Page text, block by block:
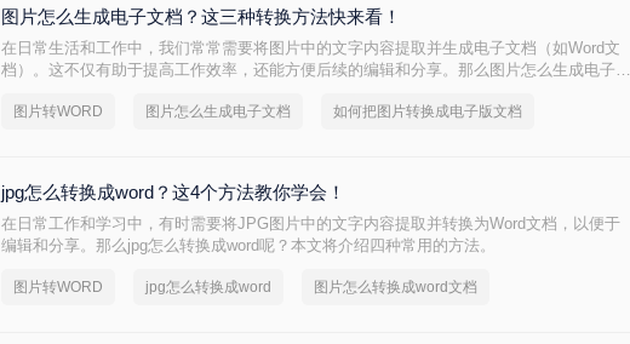
图片怎么生成电子文档？这三种转换方法快来看！
在日常生活和工作中，我们常常需要将图片中的文字内容提取并生成电子文档（如Word文
档）。这不仅有助于提高工作效率，还能方便后续的编辑和分享。那么图片怎么生成电子文
图片转WORD 图片怎么生成电子文档 如何把图片转换成电子版文档
jpg怎么转换成word？这4个方法教你学会！
在日常工作和学习中，有时需要将JPG图片中的文字内容提取并转换为Word文档，以便于
编辑和分享。那么jpg怎么转换成word呢？本文将介绍四种常用的方法。
图片转WORD jpg怎么转换成word 图片怎么转换成word文档